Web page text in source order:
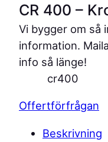
CR 400 –
Vi bygger om så
information.
info så länge!
Offertförfrågan
Beskrivning